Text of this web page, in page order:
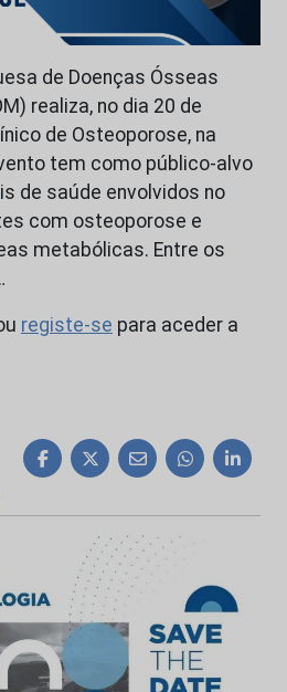
de Doenças Ósseas
realiza, no dia 20 de
de Osteoporose, na
tem como público-alvo
de saúde envolvidos no
com osteoporose e
metabólicas. Entre os
registe-se para aceder a